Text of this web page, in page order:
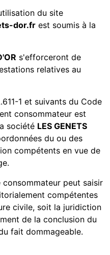
du site
dor.fr est soumis à la
s'efforceront de
relatives au
1 et suivants du Code
consommateur est
société LES GENETS
du ou des
compétents en vue de
consommateur peut saisir
compétentes
civile, soit la juridiction
de la conclusion du
fait dommageable.